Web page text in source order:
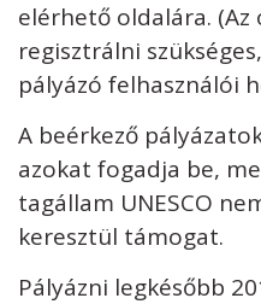
elérhető oldalára.
regisztrálni
pályázó felhasználói
A beérkező
azokat fogadja be,
tagállam UNESCO
keresztül támogat.
Pályázni legkésőbb